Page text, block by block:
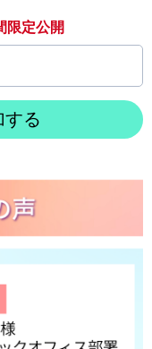
限定公開
る